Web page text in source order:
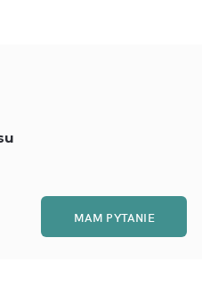
MAM PYTANIE